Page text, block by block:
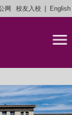
网 校友入校 | English